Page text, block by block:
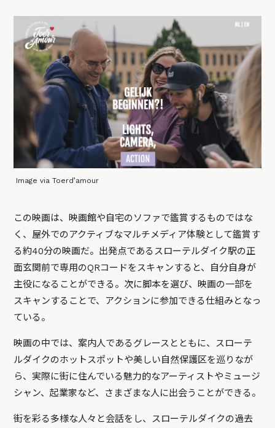
Image via Toerd’amour
この映画は、映画館や自宅のソファで鑑賞するものではな
く、屋外でのアクティブなマルチメディア体験として鑑賞す
る約40分の映画だ。出発点であるスローテルダイク駅の正
面玄関前で専用のQRコードをスキャンすると、自分自身が
主役になることができる。次に脚本を選び、映画の一部を
スキャンすることで、アクションに参加できる仕組みとなっ
ている。
映画の中では、案内人であるグレースとともに、スローテ
ルダイクのホットスポットや美しい自然保護区を巡りなが
ら、実際に街に住んでいる魅力的なアーティストやミュージ
シャン、起業家など、さまざまな人に出会うことができる。
街を彩る多様な人々と会話をし、スローテルダイクの過去